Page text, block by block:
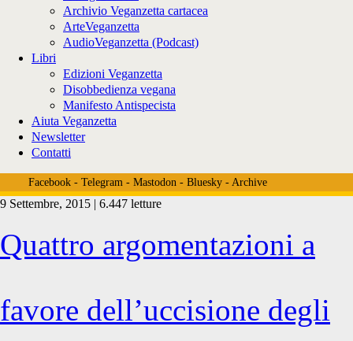
Archivio Veganzetta cartacea
ArteVeganzetta
AudioVeganzetta (Podcast)
Libri
Edizioni Veganzetta
Disobbedienza vegana
Manifesto Antispecista
Aiuta Veganzetta
Newsletter
Contatti
Facebook- Telegram- Mastodon- Bluesky- Archive
Tag:
<span>Jeff
9 Settembre, 2015 | 6.447 letture
Quattro argomentazioni a
favore dell’uccisione degli